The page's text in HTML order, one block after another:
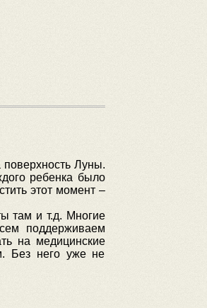
поверхность Луны.
ребенка было
этот момент –
там и т.д. Многие
поддерживаем
на медицинские
Без него уже не